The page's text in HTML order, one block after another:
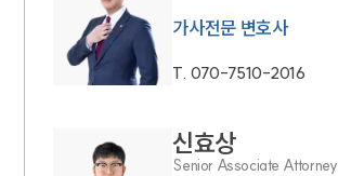
가사전문 변호사
T. 070-7510-2016
신효상
Senior Associate Attorney